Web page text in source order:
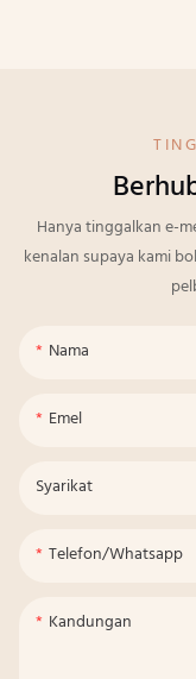
Hanya tinggalkan e-
kenalan supaya kami
Nama
Emel
Syarikat
Telefon/whatsapp
Kandungan